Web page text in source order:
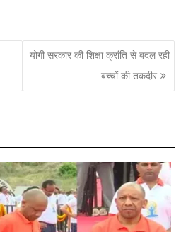
योगी सरकार की शिक्षा क्रांति से बदल रही
बच्चों की तकदीर